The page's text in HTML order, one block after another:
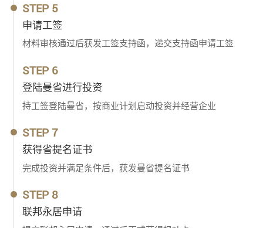
STEP 5
申请工签
材料审核通过后获发工签支持函，递交支持函申请工签
STEP 6
登陆曼省进行投资
持工签登陆曼省，按商业计划启动投资并经营企业
STEP 7
获得省提名证书
完成投资并满足条件后，获发曼省提名证书
STEP 8
联邦永居申请